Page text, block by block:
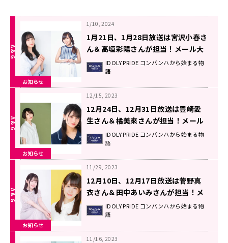
お知らせ
1/10, 2024
1月21日、1月28日放送は宮沢小春さ
ん＆高垣彩陽さんが担当！メール大
募集！！ 『IDOLY PRIDEコンバンハ
から始まる物語』
IDOLY PRIDE コンバンハから始まる物
語
お知らせ
12/15, 2023
12月24日、12月31日放送は豊崎愛
生さん＆橘美來さんが担当！メール
大募集！！ 『IDOLY PRIDEコンバン
ハから始まる物語』
IDOLY PRIDE コンバンハから始まる物
語
お知らせ
11/29, 2023
12月10日、12月17日放送は菅野真
衣さん＆田中あいみさんが担当！メ
ール大募集！！ 『IDOLY PRIDEコン
バンハから始まる物語』
IDOLY PRIDE コンバンハから始まる物
語
11/16, 2023